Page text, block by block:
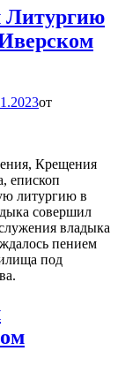
Литургию
от
Крещения
епископ
литургию в
совершил
владыка
пением
под